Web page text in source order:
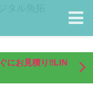
タル魚拓
にお見積り‼️LIN